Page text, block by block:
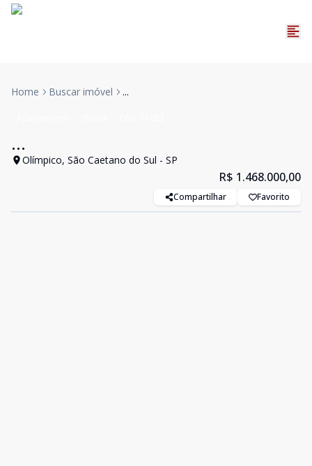
Home Buscar imóvel ...
...
Olímpico, São Caetano do Sul - SP
R$ 1.468.000,00
Compartilhar Favorito